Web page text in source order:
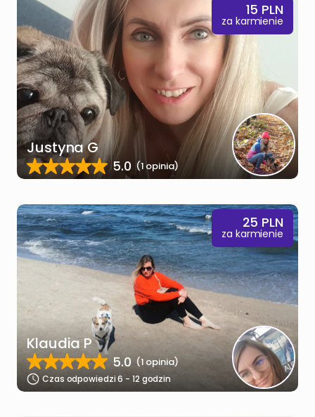
15 PLN
za karmienie
Justyna G
5.0 (1 opinia)
25 PLN
za karmienie
Klaudia P
5.0 (1 opinia)
Czas odpowiedzi 6 - 12 godzin